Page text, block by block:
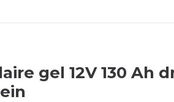
gel 12V 130 Ah